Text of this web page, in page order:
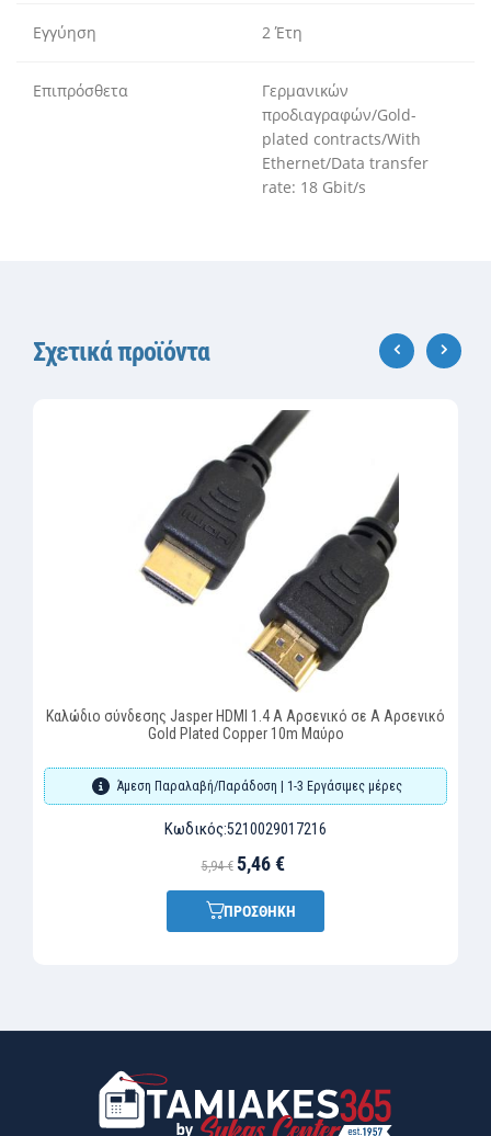
Εγγύηση 2 Έτη
Επιπρόσθετα
Γερμανικών
προδιαγραφών/Gold-
plated contracts/With
Ethernet/Data transfer
rate: 18 Gbit/s
Σχετικά προϊόντα
Καλώδιο σύνδεσης Jasper HDMI 1.4 A Αρσενικό σε A Αρσενικό
Gold Plated Copper 10m Μαύρο
Άμεση Παραλαβή/Παράδοση | 1-3 Εργάσιμες μέρες
Κωδικός:5210029017216
5,94 € 5,46 €
ΠΡΟΣΘΗΚΗ